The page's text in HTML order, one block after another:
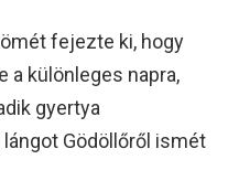
fejezte ki, hogy
a különleges napra,
gyertya
Gödöllőről ismét